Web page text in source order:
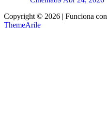
Copyright © 2026 | Funciona con
ThemeArile